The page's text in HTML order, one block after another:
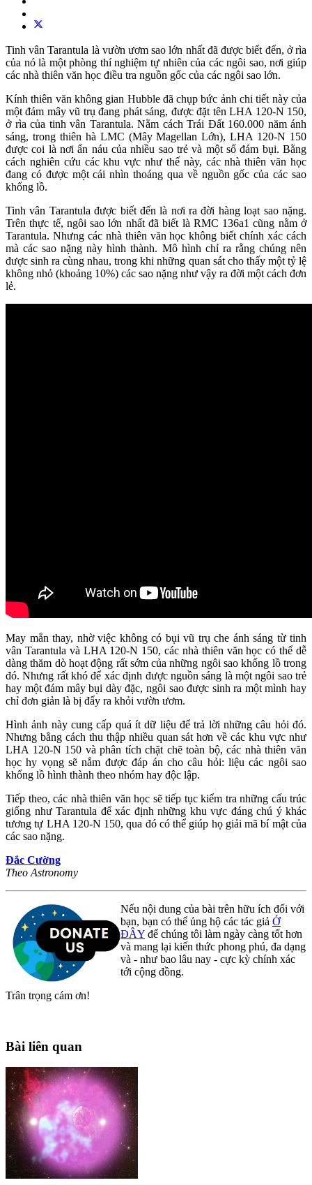
Tinh vân Tarantula là vườn ươm sao lớn nhất đã được biết đến, ở rìa
của nó là một phòng thí nghiệm tự nhiên của các ngôi sao, nơi giúp
các nhà thiên văn học điều tra nguồn gốc của các ngôi sao lớn.
Kính thiên văn không gian Hubble đã chụp bức ảnh chi tiết này của
một đám mây vũ trụ đang phát sáng, được đặt tên LHA 120-N 150,
ở rìa của tinh vân Tarantula. Nằm cách Trái Đất 160.000 năm ánh
sáng, trong thiên hà LMC (Mây Magellan Lớn), LHA 120-N 150
được coi là nơi ẩn náu của nhiều sao trẻ và một số đám bụi. Bằng
cách nghiên cứu các khu vực như thế này, các nhà thiên văn học
đang có được một cái nhìn thoáng qua về nguồn gốc của các sao
khổng lồ.
Tinh vân Tarantula được biết đến là nơi ra đời hàng loạt sao nặng.
Trên thực tế, ngôi sao lớn nhất đã biết là RMC 136a1 cũng nằm ở
Tarantula. Nhưng các nhà thiên văn học không biết chính xác cách
mà các sao nặng này hình thành. Mô hình chỉ ra rằng chúng nên
được sinh ra cùng nhau, trong khi những quan sát cho thấy một tỷ lệ
không nhỏ (khoảng 10%) các sao nặng như vậy ra đời một cách đơn
lẻ.
May mắn thay, nhờ việc không có bụi vũ trụ che ánh sáng từ tinh
vân Tarantula và LHA 120-N 150, các nhà thiên văn học có thể dễ
dàng thăm dò hoạt động rất sớm của những ngôi sao khổng lồ trong
đó. Nhưng rất khó để xác định được nguồn sáng là một ngôi sao trẻ
hay một đám mây bụi dày đặc, ngôi sao được sinh ra một mình hay
chỉ đơn giản là bị đẩy ra khỏi vườn ươm.
Hình ảnh này cung cấp quá ít dữ liệu để trả lời những câu hỏi đó.
Nhưng bằng cách thu thập nhiều quan sát hơn về các khu vực như
LHA 120-N 150 và phân tích chặt chẽ toàn bộ, các nhà thiên văn
học hy vọng sẽ nắm được đáp án cho câu hỏi: liệu các ngôi sao
khổng lồ hình thành theo nhóm hay độc lập.
Tiếp theo, các nhà thiên văn học sẽ tiếp tục kiểm tra những cấu trúc
giống như Tarantula để xác định những khu vực đáng chú ý khác
tương tự LHA 120-N 150, qua đó có thể giúp họ giải mã bí mật của
các sao nặng.
Đắc Cường
Theo Astronomy
Nếu nội dung của bài trên hữu ích đối với
bạn, bạn có thể ủng hộ các tác giả Ở
ĐÂY để chúng tôi làm ngày càng tốt hơn
và mang lại kiến thức phong phú, đa dạng
và - như bao lâu nay - cực kỳ chính xác
tới cộng đồng.
Trân trọng cám ơn!
Bài liên quan